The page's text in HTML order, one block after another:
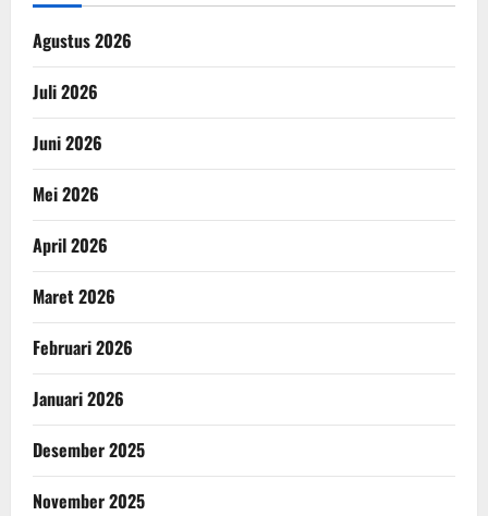
Agustus 2026
Juli 2026
Juni 2026
Mei 2026
April 2026
Maret 2026
Februari 2026
Januari 2026
Desember 2025
November 2025